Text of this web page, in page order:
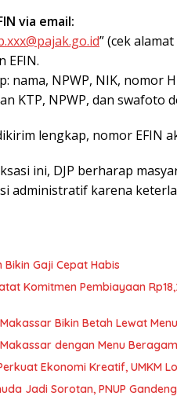
via email:
” (cek
EFIN.
nama, NPWP, NIK, nomor
KTP, NPWP, dan swafoto
lengkap, nomor EFIN
ini, DJP berharap
administratif karena
Gaji Cepat Habis
Komitmen Pembiayaan
Bikin Betah Lewat
dengan Menu Beragam
Ekonomi Kreatif, UMKM
Jadi Sorotan, PNUP